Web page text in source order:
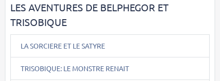
LES AVENTURES DE BELPHEGOR ET
TRISOBIQUE
LA SORCIERE ET LE SATYRE
TRISOBIQUE: LE MONSTRE RENAIT